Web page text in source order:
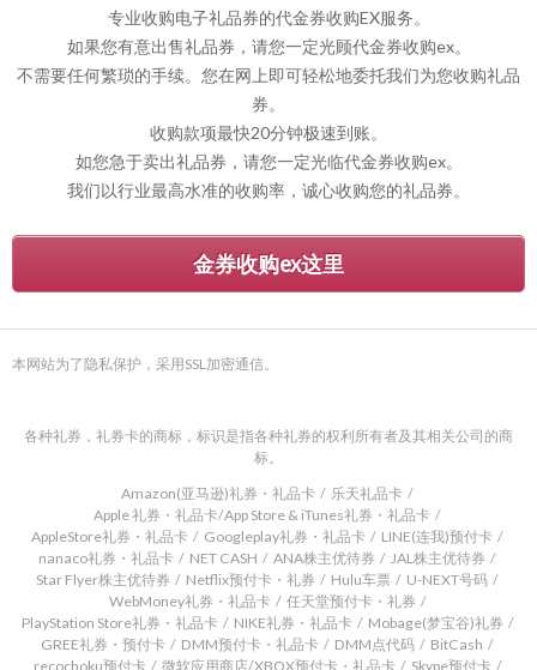
专业收购电子礼品券的代金券收购EX服务。
如果您有意出售礼品券，请您一定光顾代金券收购ex。
不需要任何繁琐的手续。您在网上即可轻松地委托我们为您收购礼品
券。
收购款项最快20分钟极速到账。
如您急于卖出礼品券，请您一定光临代金券收购ex。
我们以行业最高水准的收购率，诚心收购您的礼品券。
金券收购ex这里
本网站为了隐私保护，采用SSL加密通信。
各种礼券，礼券卡的商标，标识是指各种礼券的权利所有者及其相关公司的商
标。
Amazon(亚马逊)礼券・礼品卡
乐天礼品卡
Apple 礼券・礼品卡/App Store & iTunes礼券・礼品卡
AppleStore礼券・礼品卡
Googleplay礼券・礼品卡
LINE(连我)预付卡
nanaco礼券・礼品卡
NET CASH ANA株主优待券
JAL株主优待券
Star Flyer株主优待券
Netflix预付卡・礼券 Hulu车票
U-NEXT号码
WebMoney礼券・礼品卡
任天堂预付卡・礼券
PlayStation Store礼券・礼品卡
NIKE礼券・礼品卡
Mobage(梦宝谷)礼券
GREE礼券・预付卡
DMM预付卡・礼品卡 DMM点代码
BitCash
recochoku预付卡
微软应用商店/XBOX预付卡・礼品卡 Skype预付卡